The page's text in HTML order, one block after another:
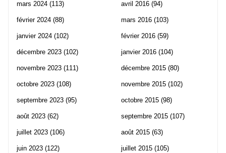
mars 2024 (113)
février 2024 (88)
janvier 2024 (102)
décembre 2023 (102)
novembre 2023 (111)
octobre 2023 (108)
septembre 2023 (95)
août 2023 (62)
juillet 2023 (106)
juin 2023 (122)
avril 2016 (94)
mars 2016 (103)
février 2016 (59)
janvier 2016 (104)
décembre 2015 (80)
novembre 2015 (102)
octobre 2015 (98)
septembre 2015 (107)
août 2015 (63)
juillet 2015 (105)